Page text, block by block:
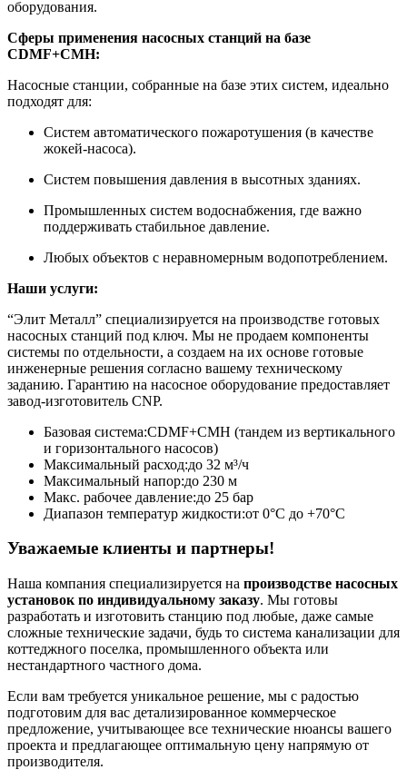
оборудования.
Сферы применения насосных станций на базе
CDMF+CMH:
Насосные станции, собранные на базе этих систем, идеально
подходят для:
Систем автоматического пожаротушения (в качестве
жокей-насоса).
Систем повышения давления в высотных зданиях.
Промышленных систем водоснабжения, где важно
поддерживать стабильное давление.
Любых объектов с неравномерным водопотреблением.
Наши услуги:
“Элит Металл” специализируется на производстве готовых
насосных станций под ключ. Мы не продаем компоненты
системы по отдельности, а создаем на их основе готовые
инженерные решения согласно вашему техническому
заданию. Гарантию на насосное оборудование предоставляет
завод-изготовитель CNP.
Базовая система:CDMF+CMH (тандем из вертикального
и горизонтального насосов)
Максимальный расход:до 32 м³/ч
Максимальный напор:до 230 м
Макс. рабочее давление:до 25 бар
Диапазон температур жидкости:от 0°С до +70°С
Уважаемые клиенты и партнеры!
Наша компания специализируется на производстве насосных
установок по индивидуальному заказу. Мы готовы
разработать и изготовить станцию под любые, даже самые
сложные технические задачи, будь то система канализации для
коттеджного поселка, промышленного объекта или
нестандартного частного дома.
Если вам требуется уникальное решение, мы с радостью
подготовим для вас детализированное коммерческое
предложение, учитывающее все технические нюансы вашего
проекта и предлагающее оптимальную цену напрямую от
производителя.